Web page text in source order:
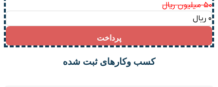
کسب وکارهای ثبت شده